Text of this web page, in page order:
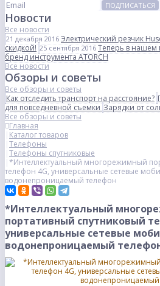
ПОДПИСАТЬСЯ
Новости
Все новости
21 декабря 2016 Электрический резчик
скидкой! 25 сентября 2016 Теперь в нашем
бренд инструмента ATORCH
Все новости
Обзоры и советы
Все обзоры и советы
Как отследить транспорт на расстояние?
для повседневной съемкиЗарядки от
Все обзоры и советы
Главная
Каталог товаров
Телефоны
Телефоны спутниковые
*Интеллектуальный многорежимный
телефон 4G, универсальные сетевые
водонепроницаемый телефон
*Интеллектуальный
портативный спутниковый
универсальные сетевые
водонепроницаемый